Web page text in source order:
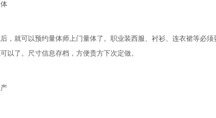
就可以预约量体师上门量体了。职业装西服、衬衫、连衣裙等必须
以了。尺寸信息存档，方便贵方下次定做。